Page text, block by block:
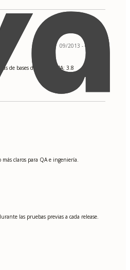
09/2013 - 05/2017
de bases de datos. GPA: 3.8
claros para QA e ingeniería.
las pruebas previas a cada release.